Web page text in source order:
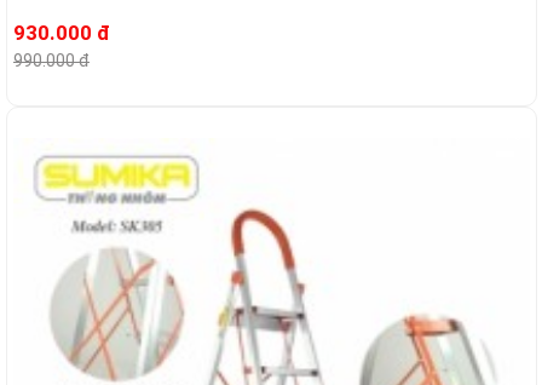
930.000 đ
990.000 đ